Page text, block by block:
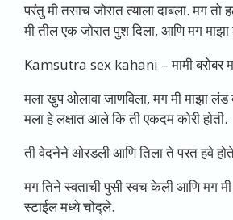
परंतु मी तसाच जोरात त्याला दाबला. मग
मी तील एक जोरात पुश दिला, आणि मग
Kamsutra sex kahani –मामी
मला खुप ओलावा जाणविला, मग मी माझा लंड
मला हे लक्षात आले कि ती एकदम कोरी होती.
ती वेदनेने ओरडली आणि तिला ते परत हवे
मग तिने स्वताची पुसी स्वच केली आणि मग मी
स्टाईल मध्ये चोद्ले.